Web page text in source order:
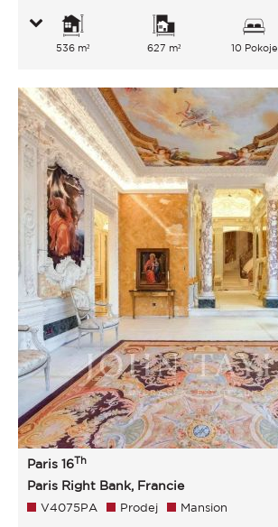
536 m² 627 m² 10 Pokoje
Paris 16Th
Paris Right Bank, Francie
V4075PA Prodej Mansion